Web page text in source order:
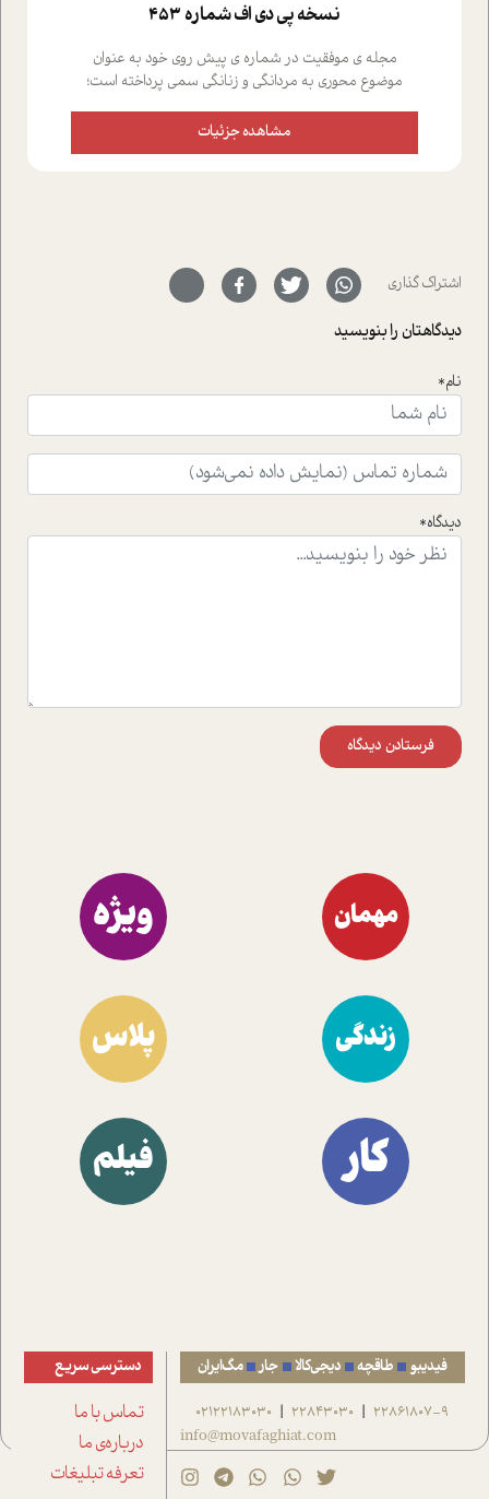
نسخه پي دي اف شماره 453
مجله ی موفقیت در شماره ی پیش روی خود به عنوان
موضوع محوری به مردانگی و زنانگی سمی پرداخته است؛
علیخواه، جامعه شناس در بخش های مختلف تلاش کرده ایم
از دریچه های گوناگون به این موضوع مهم بپردازیم.فصل
حمیدرضا محتشمی که بیست و پنجمین سال فعالیت حرفه
ای خود را در حوزه ی کوچینگ، توسعه ی فردی و رهبری پشت
با رکاب زدن در بیش از هفتاد کشور و کاشتن درخت، به نماد
جذاب پرداخته است که عبارتند از جنبش آهستگی و نیز مقاله
ای که به زندگی شگفت انگیز جین گودال و تاثیرات کاوش های
ایشان در حوزه ی شامپانزه ها بر زندگی امروزی ما نگاهی
افکنده است.فصل اتاق 333 شما را پای صحبت یک تجربه ی
واقعی در ارتباط با اختلال شخصیت اسکزوئید و مشکلات و نیز
است.در فصل پایانی زیر ذره بین نیز همکاران ما تلاش کرده
اند تا در کنار مطالب سرگرمی و انگیزشی، شما را با بهترین و
مشاهده جزئیات
اشتراک گذاری
دیدگاهتان را بنویسید
نام*
دیدگاه*
فرستادن دیدگاه
مهمان ویژه
زندگی پلاس
کار فیلم
فیدیبو طاقچه دیجی‌کالا جار مگ‌ایران
22861807-9
|
22843030
|
02122183030
info@movafaghiat.com
دسترسی سریع
تماس با ما
درباره‌ی ما
تعرفه تبلیغات